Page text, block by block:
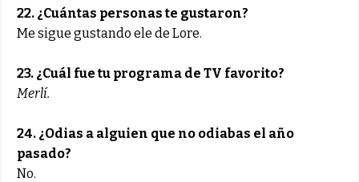
22. ¿Cuántas personas te gustaron?
Me sigue gustando ele de Lore.
23. ¿Cuál fue tu programa de TV favorito?
Merlí.
24. ¿Odias a alguien que no odiabas el año
pasado?
No.